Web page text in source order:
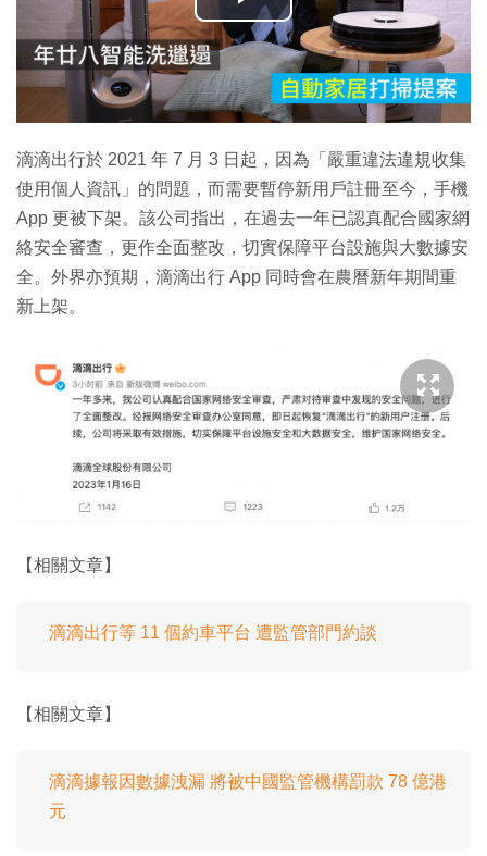
播
放
影
片
滴滴出行於 2021 年 7 月 3 日起，因為「嚴重違法違規收集
使用個人資訊」的問題，而需要暫停新用戶註冊至今，手機
App 更被下架。該公司指出，在過去一年已認真配合國家網
絡安全審查，更作全面整改，切實保障平台設施與大數據安
全。外界亦預期，滴滴出行 App 同時會在農曆新年期間重
新上架。
【相關文章】
滴滴出行等 11 個約車平台 遭監管部門約談
【相關文章】
滴滴據報因數據洩漏 將被中國監管機構罰款 78 億港
元